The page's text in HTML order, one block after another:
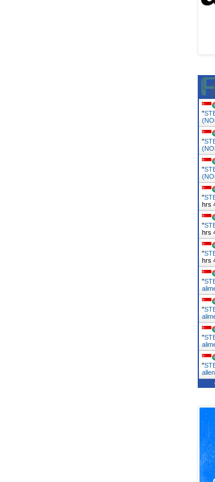
"
"
"
"
hrs
"
hrs
"
hrs
"
"
"
"